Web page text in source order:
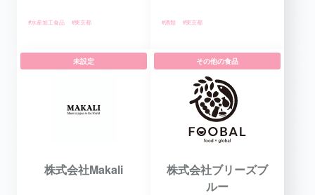
#水産加工食品 #東京都 #酒類 #東京都
未設定
株式会社Makali
その他の食品
株式会社ブリーズブ
ルー